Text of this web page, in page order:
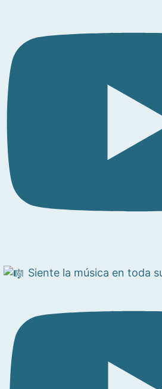
Siente la música en toda